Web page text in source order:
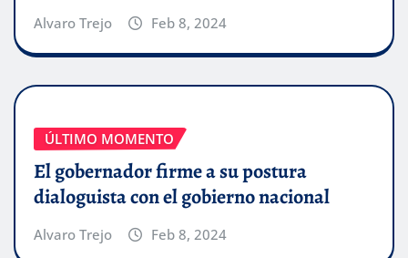
Alvaro Trejo Feb 8, 2024
ÚLTIMO MOMENTO
El gobernador firme a su postura
dialoguista con el gobierno nacional
Alvaro Trejo Feb 8, 2024